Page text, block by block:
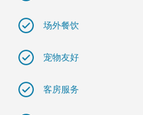
场外餐饮
宠物友好
客房服务